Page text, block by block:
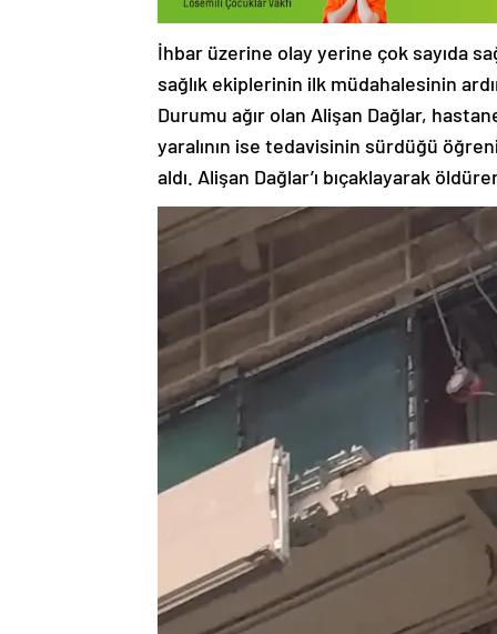
İhbar üzerine olay yerine çok sayıda
sağlık ekiplerinin ilk müdahalesinin
Durumu ağır olan Alişan Dağlar,
yaralının ise tedavisinin sürdüğü
aldı. Alişan Dağlar’ı bıçaklayarak